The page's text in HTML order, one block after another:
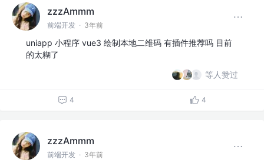
zzzAmmm
前端开发 · 3年前
uniapp 小程序 vue3 绘制本地二维码 有插件推荐吗 目前
的太糊了
等人赞过
4 4
zzzAmmm
前端开发 · 3年前